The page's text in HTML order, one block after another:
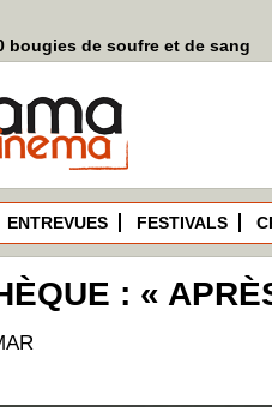
bougies de soufre et de sang
ENTREVUES FESTIVALS
: «